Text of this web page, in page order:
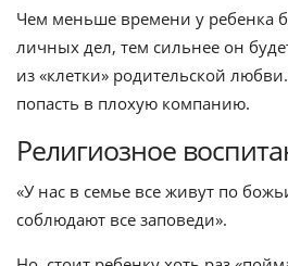
Чем меньше времени у ребенка
личных дел, тем сильнее он
из «клетки» родительской
попасть в плохую компанию.
Религиозное
«У нас в семье все живут по
соблюдают все заповеди».